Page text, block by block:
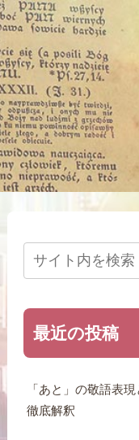
最近の投稿
「あと」の敬語表
徹底解釈